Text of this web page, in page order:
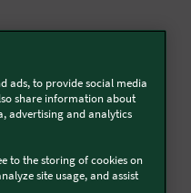
ads, to provide social media
share information about
advertising and analytics
to the storing of cookies on
site usage, and assist